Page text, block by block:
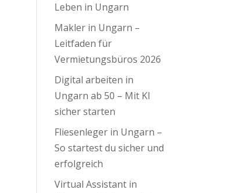
Leben in Ungarn
Makler in Ungarn –
Leitfaden für
Vermietungsbüros 2026
Digital arbeiten in
Ungarn ab 50 – Mit KI
sicher starten
Fliesenleger in Ungarn –
So startest du sicher und
erfolgreich
Virtual Assistant in